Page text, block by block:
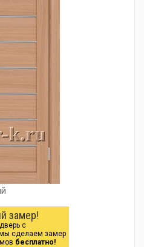
замер!
с
сделаем замер
бесплатно!